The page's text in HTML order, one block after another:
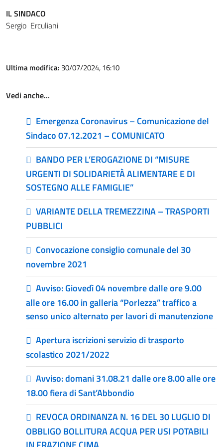
IL SINDACO
Sergio Erculiani
Ultima modifica: 30/07/2024, 16:10
Vedi anche…
Emergenza Coronavirus – Comunicazione del
Sindaco 07.12.2021 – COMUNICATO
BANDO PER L’EROGAZIONE DI “MISURE
URGENTI DI SOLIDARIETÀ ALIMENTARE E DI
SOSTEGNO ALLE FAMIGLIE”
VARIANTE DELLA TREMEZZINA – TRASPORTI
PUBBLICI
Convocazione consiglio comunale del 30
novembre 2021
Avviso: Giovedì 04 novembre dalle ore 9.00
alle ore 16.00 in galleria “Porlezza” traffico a
senso unico alternato per lavori di manutenzione
Apertura iscrizioni servizio di trasporto
scolastico 2021/2022
Avviso: domani 31.08.21 dalle ore 8.00 alle ore
18.00 fiera di Sant’Abbondio
REVOCA ORDINANZA N. 16 DEL 30 LUGLIO DI
OBBLIGO BOLLITURA ACQUA PER USI POTABILI